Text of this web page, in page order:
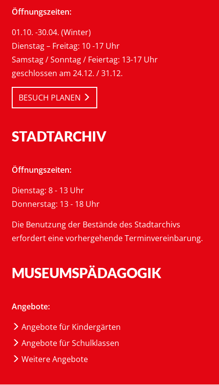
Öffnungszeiten:
01.10. -30.04. (Winter)
Dienstag – Freitag: 10 -17 Uhr
Samstag / Sonntag / Feiertag: 13-17 Uhr
geschlossen am 24.12. / 31.12.
BESUCH PLANEN
STADTARCHIV
Öffnungszeiten:
Dienstag: 8 - 13 Uhr
Donnerstag: 13 - 18 Uhr
Die Benutzung der Bestände des Stadtarchivs
erfordert eine vorhergehende Terminvereinbarung.
MUSEUMSPÄDAGOGIK
Angebote:
Angebote für Kindergärten
Angebote für Schulklassen
Weitere Angebote